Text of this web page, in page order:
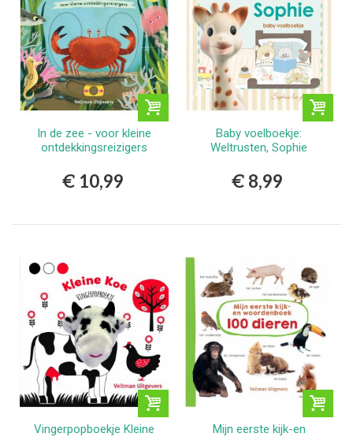
In de zee - voor kleine
ontdekkingsreizigers
€ 10,99
Baby voelboekje:
Weltrusten, Sophie
€ 8,99
Vingerpopboekje Kleine
Mijn eerste kijk-en